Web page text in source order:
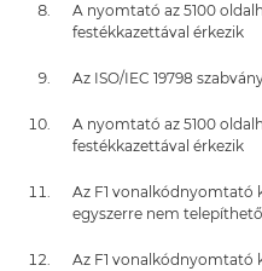
A nyomtató az 5100
festékkazettával érkezik
Az ISO/IEC 19798
A nyomtató az 5100
festékkazettával érkezik
Az F1 vonalkódnyomtató
egyszerre nem
Az F1 vonalkódnyomtató